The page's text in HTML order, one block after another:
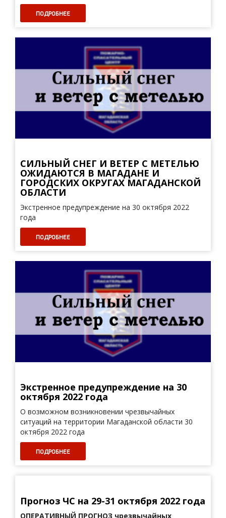
ПОДРОБНЕЕ
СИЛЬНЫЙ СНЕГ И ВЕТЕР С МЕТЕЛЬЮ
ОЖИДАЮТСЯ В МАГАДАНЕ И
ГОРОДСКИХ ОКРУГАХ МАГАДАНСКОЙ
ОБЛАСТИ
Экстренное предупреждение на 30 октября 2022
года
ПОДРОБНЕЕ
Экстренное предупреждение на 30
октября 2022 года
О возможном возникновении чрезвычайных
ситуаций на территории Магаданской области 30
октября 2022 года
ПОДРОБНЕЕ
Прогноз ЧС на 29-31 октября 2022 года
ОПЕРАТИВНЫЙ ПРОГНОЗ чрезвычайных